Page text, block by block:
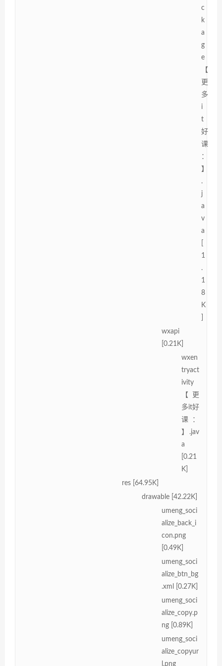
c
k
a
g
e
【
更
多
i
t
好
课
：
】
.
j
a
v
a
1
.
1
8
K
wxapi
[0.21K]
wxen
tryact
ivity
【更
多it好
课：
】.jav
a
[0.21
K]
res [64.95K]
drawable [42.22K]
umeng_soci
alize_back_i
con.png
[0.49K]
umeng_soci
alize_btn_bg
.xml [0.27K]
umeng_soci
alize_copy.p
ng [0.89K]
umeng_soci
alize_copyur
l.png